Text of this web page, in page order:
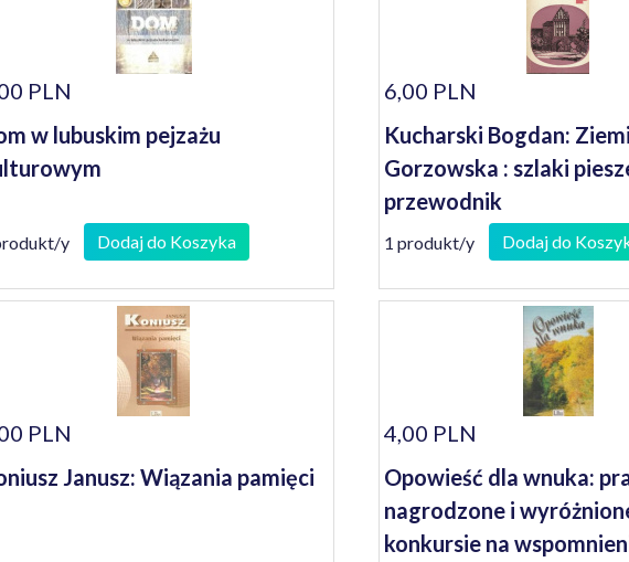
PLN
w lubuskim pejzażu
y Dodaj do Koszyka
6,00 PLN
Kucharski Bogdan:
Gorzowska : szlaki
przewodnik
1 produkt/y Dodaj do
PLN
Janusz: Wiązania pamięci
4,00 PLN
Opowieść dla wnuka:
nagrodzone i
konkursie na